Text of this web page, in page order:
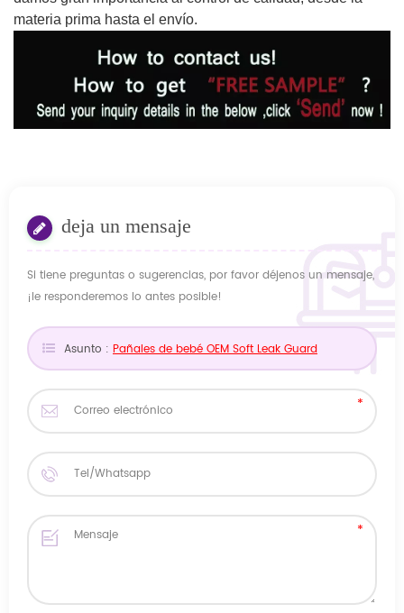
materia prima hasta el envío.
deja un mensaje
Si tiene preguntas o sugerencias, por favor déjenos un mensaje,
¡le responderemos lo antes posible!
Asunto : Pañales de bebé OEM Soft Leak Guard